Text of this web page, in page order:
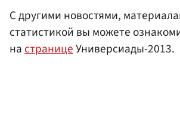
С другими новостями,
статистикой вы можете
на страницеУниверсиады-2013.